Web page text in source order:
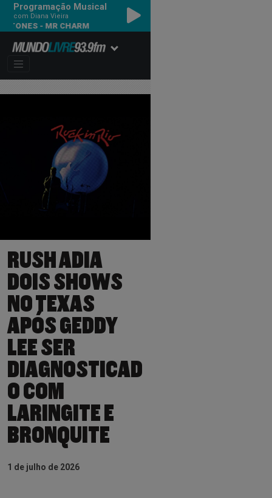
Programação Musical
com Diana Vieira
ROLLING STONES - MR CHARM
RUSH ADIA
DOIS SHOWS
NO TEXAS
APÓS GEDDY
LEE SER
DIAGNOSTICAD
O COM
LARINGITE E
BRONQUITE
1 de julho de 2026